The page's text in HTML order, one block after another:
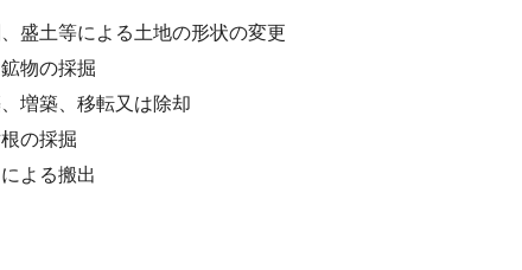
盛土等による土地の形状の変更
物の採掘
増築、移転又は除却
の採掘
よる搬出